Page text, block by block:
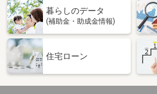
暮らしのデータ
(補助金・助成金情報)
住宅ローン